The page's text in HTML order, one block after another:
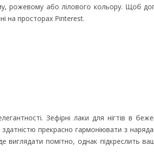
рожевому або лілового кольору. Щоб
на просторах Pinterest.
Зефірні лаки для нігтів в
прекрасно гармоніювати з
помітно, однак підкреслить